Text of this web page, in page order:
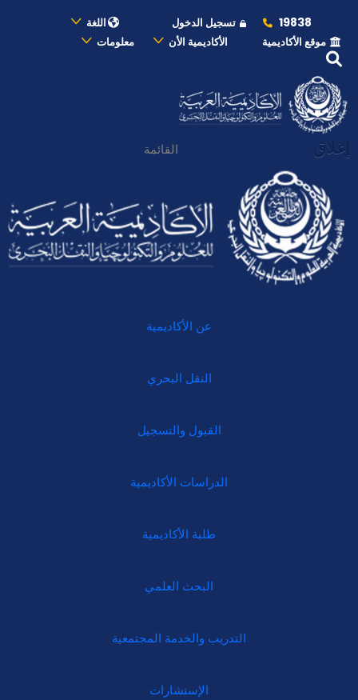
19838 تسجيل الدخول
اللغة
موقع الأكاديمية
الأكاديمية الأن معلومات
إغلاق القائمة
عن الأكاديمية
النقل البحري
القبول والتسجيل
الدراسات الأكاديمية
طلبة الأكاديمية
البحث العلمي
التدريب والخدمة المجتمعية
الإستشارات